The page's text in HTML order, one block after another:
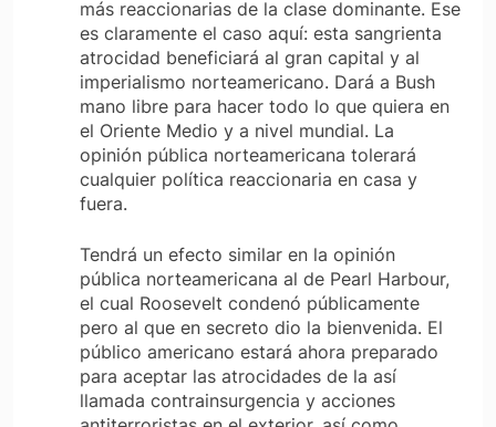
más reaccionarias de la clase dominante. Ese
es claramente el caso aquí: esta sangrienta
atrocidad beneficiará al gran capital y al
imperialismo norteamericano. Dará a Bush
mano libre para hacer todo lo que quiera en
el Oriente Medio y a nivel mundial. La
opinión pública norteamericana tolerará
cualquier política reaccionaria en casa y
fuera.
Tendrá un efecto similar en la opinión
pública norteamericana al de Pearl Harbour,
el cual Roosevelt condenó públicamente
pero al que en secreto dio la bienvenida. El
público americano estará ahora preparado
para aceptar las atrocidades de la así
llamada contrainsurgencia y acciones